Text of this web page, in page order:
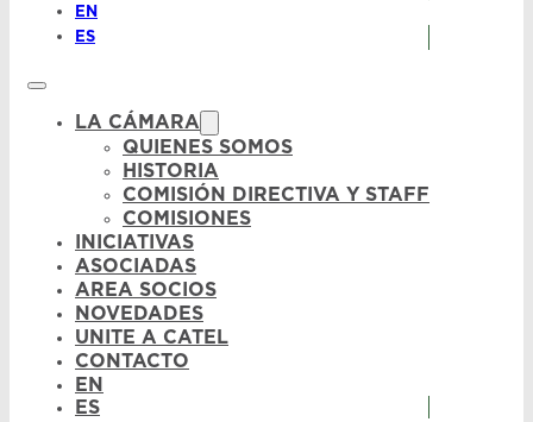
EN
ES
LA CÁMARA
QUIENES SOMOS
HISTORIA
COMISIÓN DIRECTIVA Y STAFF
COMISIONES
INICIATIVAS
ASOCIADAS
AREA SOCIOS
NOVEDADES
UNITE A CATEL
CONTACTO
EN
ES